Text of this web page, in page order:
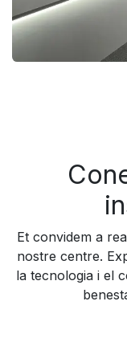
Et convidem a
nostre centre.
la tecnologia i el